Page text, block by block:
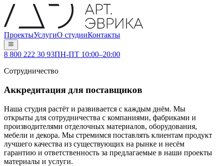
ПроектыУслугиО студииКонтакты
8 800 222 30 93ПН-ПТ 10:00–20:00
Сотрудничество
Аккредитация для поставщиков
Наша студия растёт и развивается с каждым днём. Мы
открыты для сотрудничества с компаниями, фабриками и
производителями отделочных материалов, оборудования,
мебели и декора. Мы стремимся поставлять клиентам продукт
лучшего качества из существующих на рынке и несём
гарантию и ответственность за предлагаемые в наши проекты
материалы и услуги.